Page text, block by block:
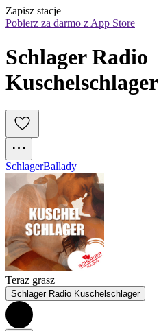
Zapisz stacje
Pobierz za darmo z App Store
Schlager Radio
Kuschelschlager
SchlagerBallady
Teraz grasz
Schlager Radio Kuschelschlager